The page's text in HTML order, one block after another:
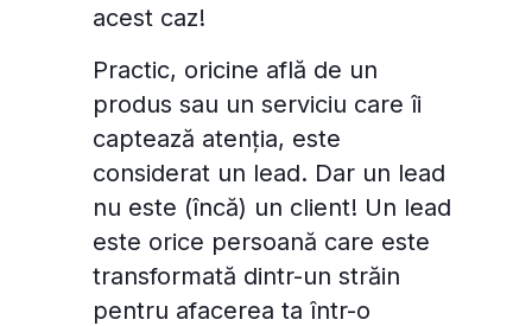
acest caz!
Practic, oricine află de un
produs sau un serviciu care îi
captează atenția, este
considerat un lead. Dar un lead
nu este (încă) un client! Un lead
este orice persoană care este
transformată dintr-un străin
pentru afacerea ta într-o